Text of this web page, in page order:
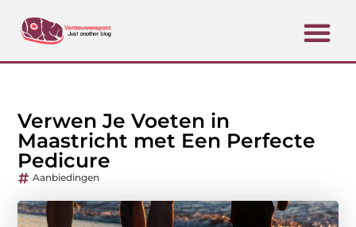
Verwen Je Voeten in
Maastricht met Een Perfecte
Pedicure
Aanbiedingen